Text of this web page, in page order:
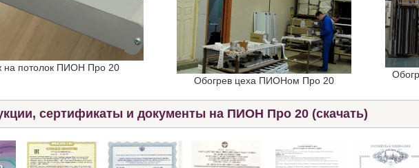
на потолок ПИОН Про 20
Обогрев цеха ПИОНом Про 20
сертификаты и документы на ПИОН Про 20 (скачать)